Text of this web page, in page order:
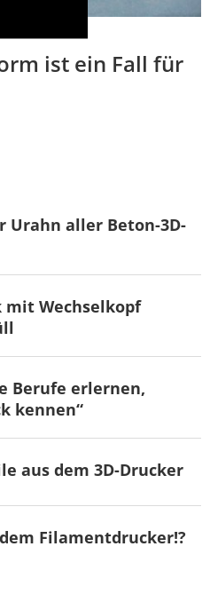
ist ein Fall für
Urahn aller Beton-3D-
Wechselkopf
Berufe erlernen,
kennen“
aus dem 3D-Drucker
Filamentdrucker!?